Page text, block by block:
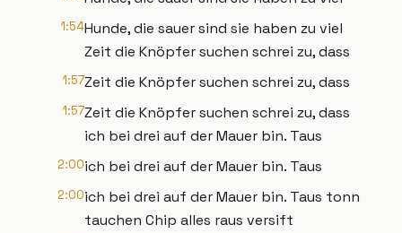
1:54Hunde, die sauer sind sie haben zu viel
Zeit die Knöpfer suchen schrei zu, dass
1:57Zeit die Knöpfer suchen schrei zu, dass
1:57Zeit die Knöpfer suchen schrei zu, dass
ich bei drei auf der Mauer bin. Taus
2:00ich bei drei auf der Mauer bin. Taus
2:00ich bei drei auf der Mauer bin. Taus tonn
tauchen Chip alles raus versift